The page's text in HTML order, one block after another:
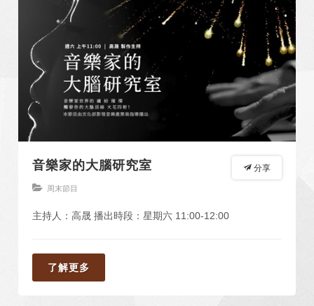
分享
音樂家的大腦研究室
周末節目
主持人：高晟 播出時段：星期六 11:00-12:00
了解更多